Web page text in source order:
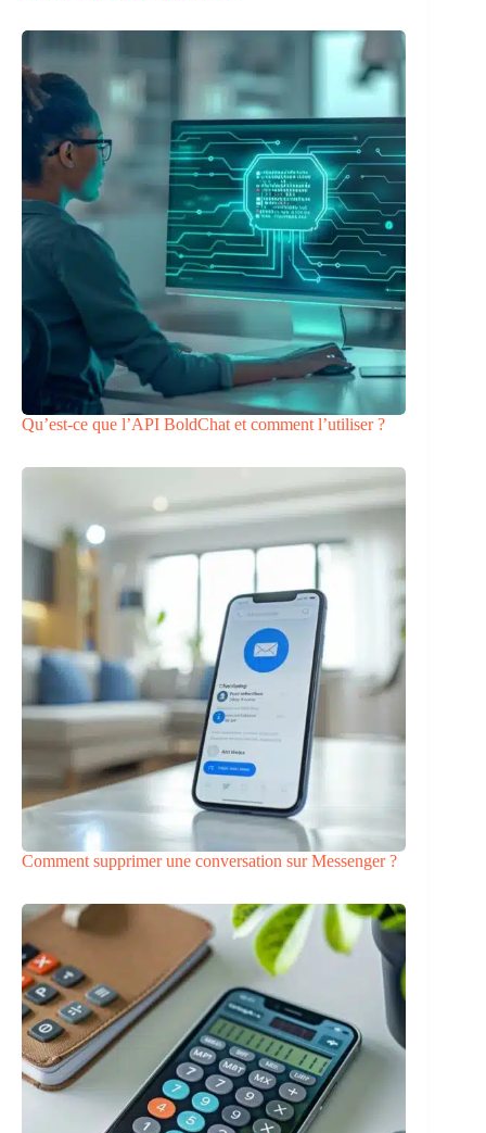
Qu’est-ce que l’API BoldChat et comment l’utiliser ?
Comment supprimer une conversation sur Messenger ?